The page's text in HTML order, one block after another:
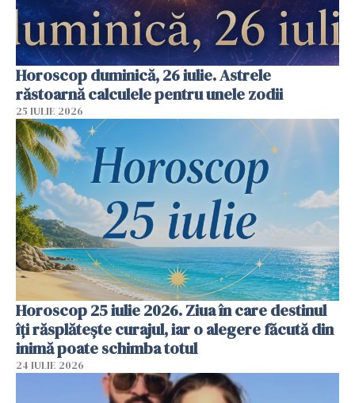
Horoscop duminică, 26 iulie. Astrele
răstoarnă calculele pentru unele zodii
25 IULIE 2026
Horoscop 25 iulie 2026. Ziua în care destinul
îți răsplătește curajul, iar o alegere făcută din
inimă poate schimba totul
24 IULIE 2026